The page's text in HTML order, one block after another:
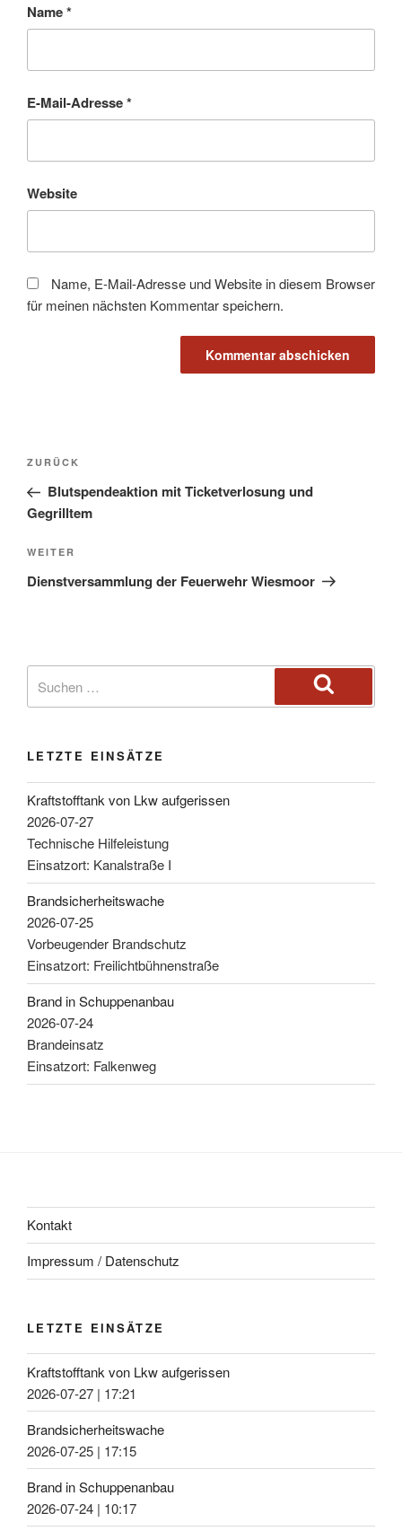
Name*
E-Mail-Adresse*
Website
Name, E-Mail-Adresse und Website in diesem Browser
für meinen nächsten Kommentar speichern.
ZURÜCK
Blutspendeaktion mit Ticketverlosung und
Gegrilltem
WEITER
Dienstversammlung der Feuerwehr Wiesmoor
LETZTE EINSÄTZE
Kraftstofftank von Lkw aufgerissen
2026-07-27
Technische Hilfeleistung
Einsatzort: Kanalstraße I
Brandsicherheitswache
2026-07-25
Vorbeugender Brandschutz
Einsatzort: Freilichtbühnenstraße
Brand in Schuppenanbau
2026-07-24
Brandeinsatz
Einsatzort: Falkenweg
Kontakt
Impressum / Datenschutz
LETZTE EINSÄTZE
Kraftstofftank von Lkw aufgerissen
2026-07-27 | 17:21
Brandsicherheitswache
2026-07-25 | 17:15
Brand in Schuppenanbau
2026-07-24 | 10:17